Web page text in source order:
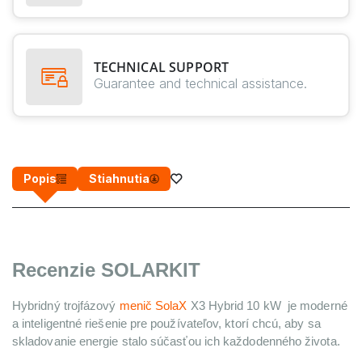
TECHNICAL SUPPORT
Guarantee and technical assistance.
Popis Stiahnutia
Recenzie SOLARKIT
Hybridný trojfázový menič SolaX X3 Hybrid 10 kW je moderné
a inteligentné riešenie pre používateľov, ktorí chcú, aby sa
skladovanie energie stalo súčasťou ich každodenného života.